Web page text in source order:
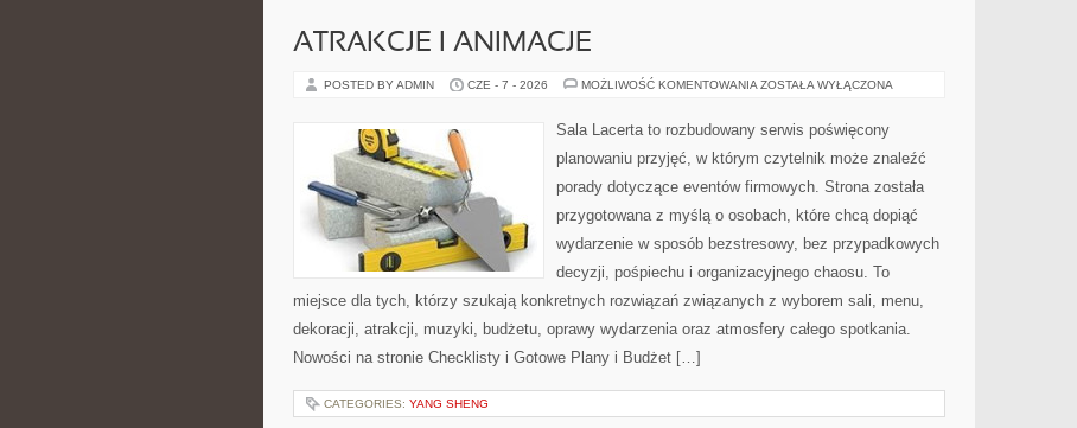
ATRAKCJE I ANIMACJE
POSTED BY ADMIN CZE - 7 - 2026 MOŻLIWOŚĆ KOMENTOWANIA ATRAKCJE
ZOSTAŁA WYŁĄCZONA
Sala Lacerta to rozbudowany serwis poświęcony
planowaniu przyjęć, w którym czytelnik może znaleźć
porady dotyczące eventów firmowych. Strona została
przygotowana z myślą o osobach, które chcą dopiąć
wydarzenie w sposób bezstresowy, bez przypadkowych
decyzji, pośpiechu i organizacyjnego chaosu. To
miejsce dla tych, którzy szukają konkretnych rozwiązań związanych z wyborem sali, menu,
dekoracji, atrakcji, muzyki, budżetu, oprawy wydarzenia oraz atmosfery całego spotkania.
Nowości na stronie Checklisty i Gotowe Plany i Budżet […]
CATEGORIES: YANG SHENG